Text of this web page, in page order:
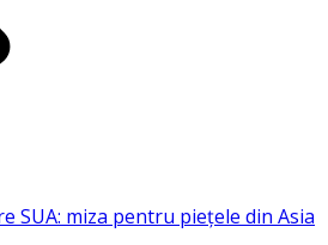
SUA: miza pentru piețele din Asia